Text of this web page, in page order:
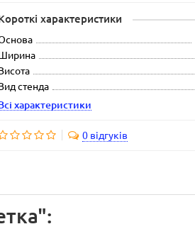
характеристики
стенда
характеристики
0 відгуків